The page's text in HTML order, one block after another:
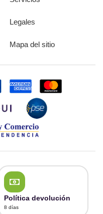
Legales
Mapa del sitio
Política devolución
8 días